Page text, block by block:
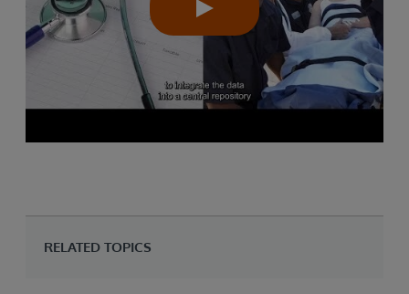
RELATED TOPICS